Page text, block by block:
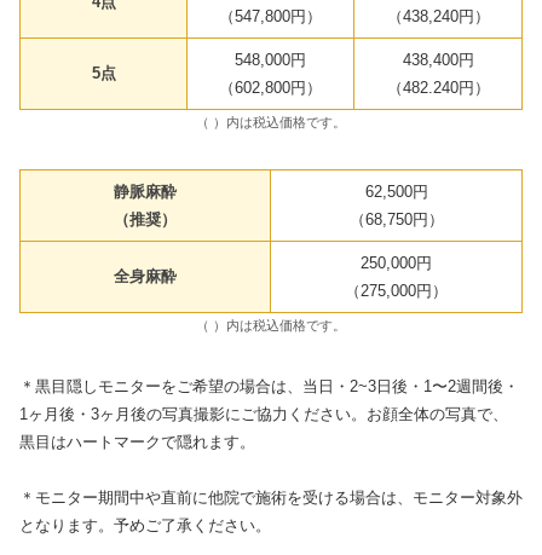
（547,800円）
（438,240円）
5点
548,000円
（602,800円）
438,400円
（482.240円）
（ ）内は税込価格です。
静脈麻酔
（推奨）
62,500円
（68,750円）
全身麻酔
250,000円
（275,000円）
（ ）内は税込価格です。
＊黒目隠しモニターをご希望の場合は、当日・2~3日後・1〜2週間後・
1ヶ月後・3ヶ月後の写真撮影にご協力ください。お顔全体の写真で、
黒目はハートマークで隠れます。
＊モニター期間中や直前に他院で施術を受ける場合は、モニター対象外
となります。予めご了承ください。